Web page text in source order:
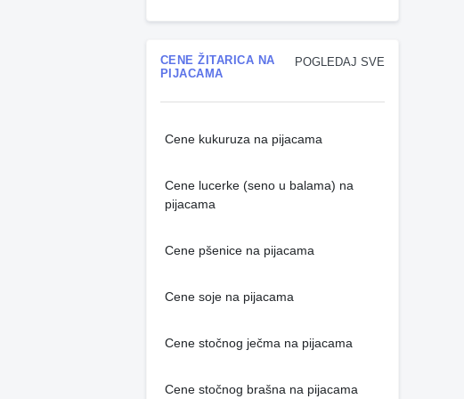
POGLEDAJ SVE
CENE ŽITARICA NA
PIJACAMA
Cene kukuruza na pijacama
Cene lucerke (seno u balama) na
pijacama
Cene pšenice na pijacama
Cene soje na pijacama
Cene stočnog ječma na pijacama
Cene stočnog brašna na pijacama